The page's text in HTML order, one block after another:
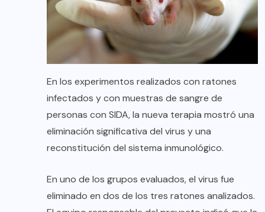
En los experimentos realizados con ratones
infectados y con muestras de sangre de
personas con SIDA, la nueva terapia mostró una
eliminación significativa del virus y una
reconstitución del sistema inmunológico.
En uno de los grupos evaluados, el virus fue
eliminado en dos de los tres ratones analizados.